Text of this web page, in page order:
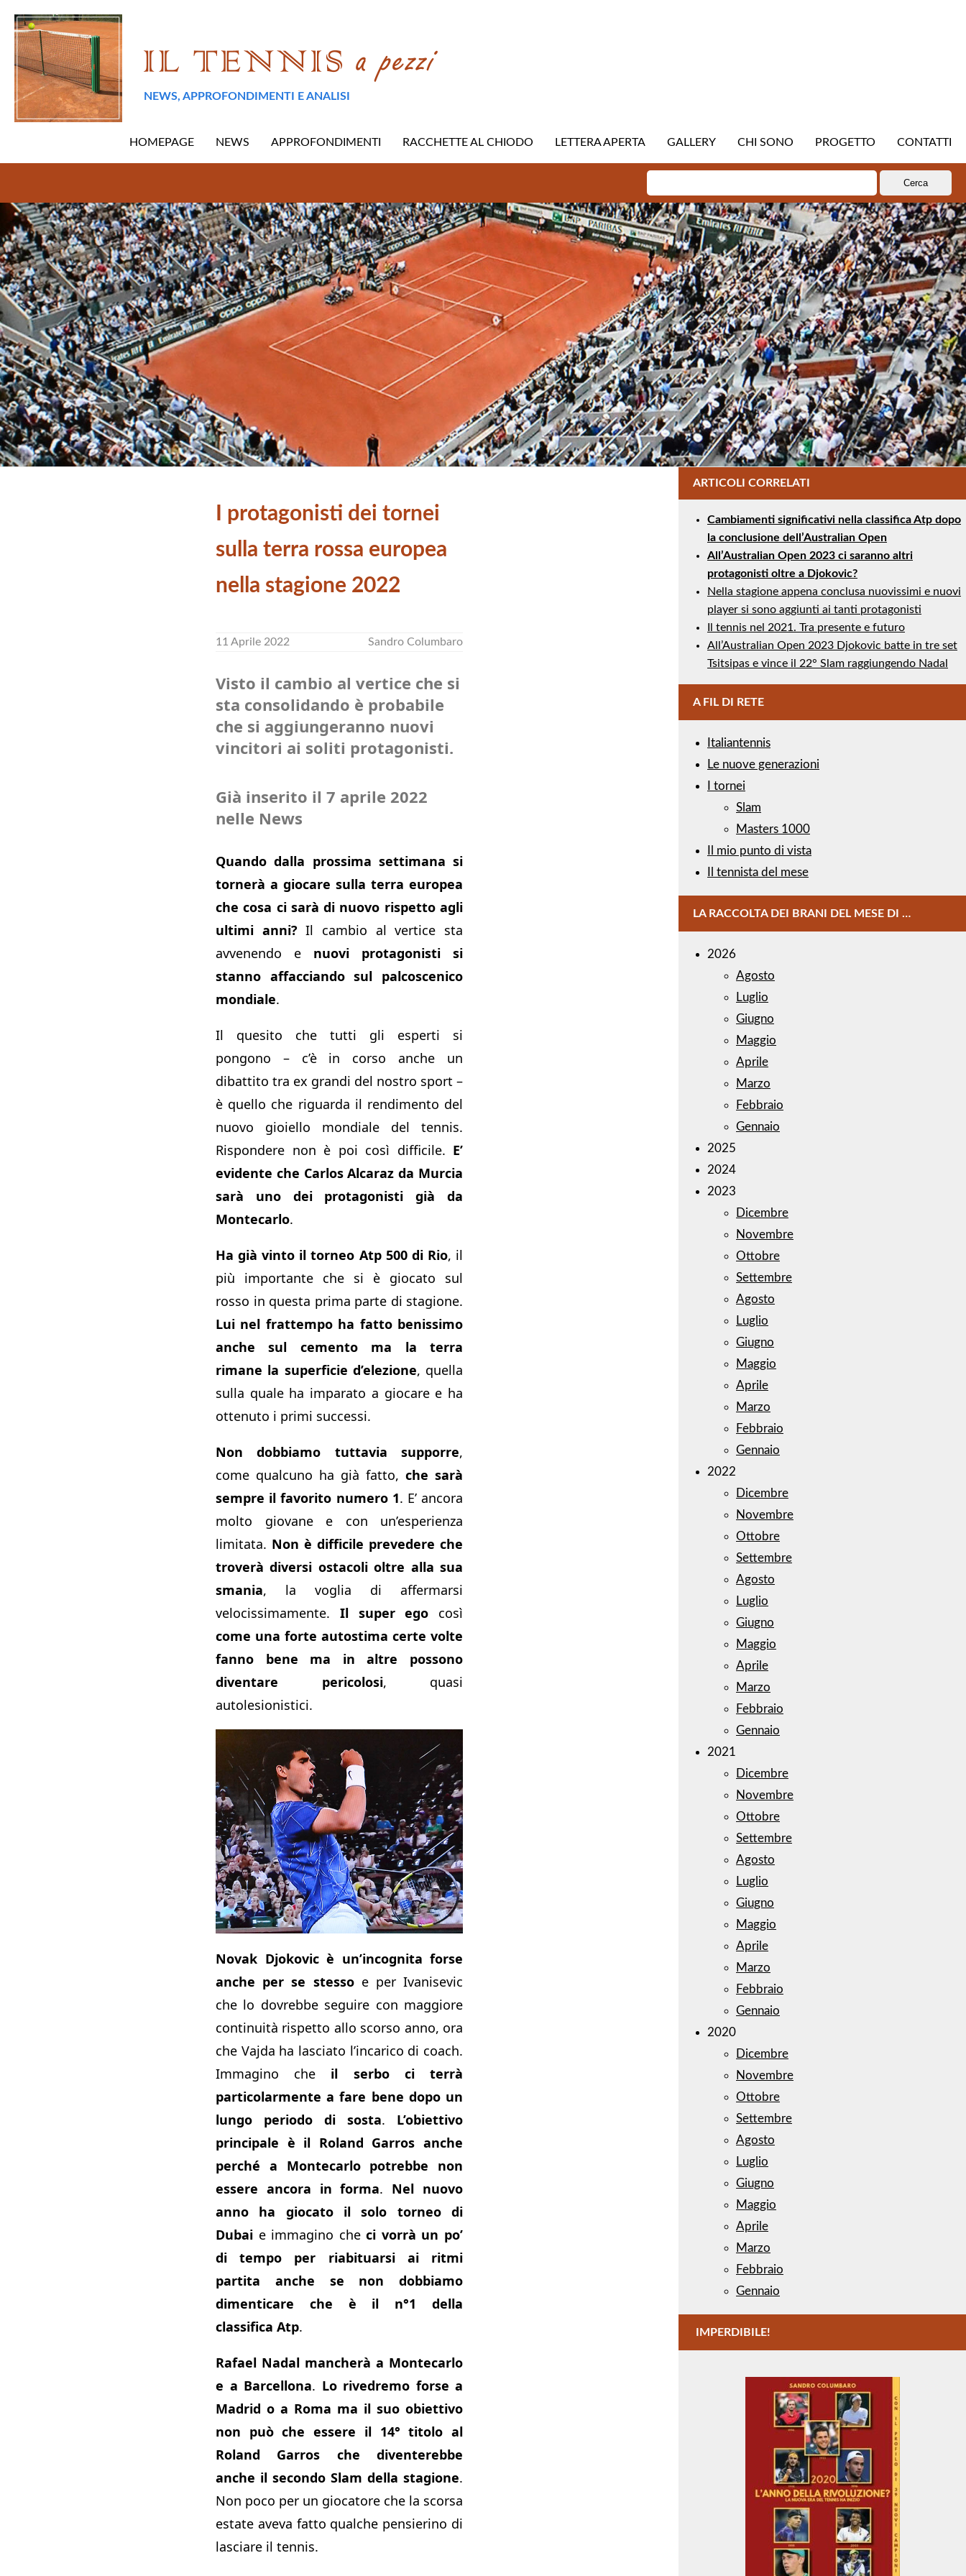
NEWS, APPROFONDIMENTI E ANALISI
HOMEPAGE NEWS APPROFONDIMENTI RACCHETTE AL CHIODO LETTERA APERTA GALLERY CHI SONO PROGETTO CONTATTI
per:
I protagonisti dei tornei
sulla terra rossa europea
nella stagione 2022
11 Aprile 2022 Sandro Columbaro
Visto il cambio al vertice che si
sta consolidando è probabile
che si aggiungeranno nuovi
vincitori ai soliti protagonisti.
Già inserito il 7 aprile 2022
nelle News
Quando dalla prossima settimana si
tornerà a giocare sulla terra europea
che cosa ci sarà di nuovo rispetto agli
ultimi anni? Il cambio al vertice sta
avvenendo e nuovi protagonisti si
stanno affacciando sul palcoscenico
mondiale.
Il quesito che tutti gli esperti si
pongono – c’è in corso anche un
dibattito tra ex grandi del nostro sport –
è quello che riguarda il rendimento del
nuovo gioiello mondiale del tennis.
Rispondere non è poi così difficile. E’
evidente che Carlos Alcaraz da Murcia
sarà uno dei protagonisti già da
Montecarlo.
Ha già vinto il torneo Atp 500 di Rio, il
più importante che si è giocato sul
rosso in questa prima parte di stagione.
Lui nel frattempo ha fatto benissimo
anche sul cemento
ma la terra
rimane la superficie d’elezione, quella
sulla quale ha imparato a giocare e ha
ottenuto i primi successi.
Non dobbiamo tuttavia supporre,
come qualcuno ha già fatto, che sarà
sempre il favorito numero 1. E’ ancora
molto giovane e con un’esperienza
limitata. Non è difficile prevedere che
troverà diversi ostacoli oltre alla sua
smania, la voglia di affermarsi
velocissimamente. Il super ego così
come una forte autostima certe volte
fanno bene ma in altre possono
diventare pericolosi, quasi
autolesionistici.
Novak Djokovic è un’incognita forse
anche per se stessoe per Ivanisevic
che lo dovrebbe seguire con maggiore
continuità rispetto allo scorso anno, ora
che Vajda ha lasciato l’incarico di coach.
Immagino che il serbo ci terrà
particolarmente a fare bene dopo un
lungo periodo di sosta. L’obiettivo
principale è il Roland Garros anche
perché a Montecarlo potrebbe non
essere ancora in forma. Nel nuovo
anno ha giocato il solo torneo di
Dubai e immagino checi vorrà un po’
di tempo per riabituarsi ai ritmi
partita anche se non dobbiamo
dimenticare che è il n°1 della
classifica Atp.
Rafael Nadal mancherà a Montecarlo
e a Barcellona. Lo rivedremo forse a
Madrid o a Roma ma il suo obiettivo
non può che essere il 14° titolo al
Roland Garros che diventerebbe
anche il secondo Slam della stagione.
Non poco per un giocatore che la scorsa
estate aveva fatto qualche pensierino di
lasciare il tennis.
ARTICOLI CORRELATI
Cambiamenti significativi nella classifica Atp dopo
la conclusione dell’Australian Open
All’Australian Open 2023 ci saranno altri
protagonisti oltre a Djokovic?
Nella stagione appena conclusa nuovissimi e nuovi
player si sono aggiunti ai tanti protagonisti
Il tennis nel 2021. Tra presente e futuro
All’Australian Open 2023 Djokovic batte in tre set
Tsitsipas e vince il 22° Slam raggiungendo Nadal
A FIL DI RETE
Italiantennis
Le nuove generazioni
I tornei
Slam
Masters 1000
Il mio punto di vista
Il tennista del mese
LA RACCOLTA DEI BRANI DEL MESE DI …
2026
Agosto
Luglio
Giugno
Maggio
Aprile
Marzo
Febbraio
Gennaio
2025
2024
2023
Dicembre
Novembre
Ottobre
Settembre
Agosto
Luglio
Giugno
Maggio
Aprile
Marzo
Febbraio
Gennaio
2022
Dicembre
Novembre
Ottobre
Settembre
Agosto
Luglio
Giugno
Maggio
Aprile
Marzo
Febbraio
Gennaio
2021
Dicembre
Novembre
Ottobre
Settembre
Agosto
Luglio
Giugno
Maggio
Aprile
Marzo
Febbraio
Gennaio
2020
Dicembre
Novembre
Ottobre
Settembre
Agosto
Luglio
Giugno
Maggio
Aprile
Marzo
Febbraio
Gennaio
IMPERDIBILE!